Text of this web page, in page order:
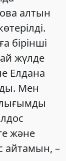
алтын
бірінші
жүлде
Елдана
Мен
және
айтамын, –